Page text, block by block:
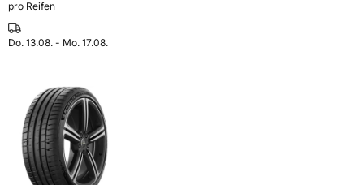
pro Reifen
Do. 13.08. - Mo. 17.08.